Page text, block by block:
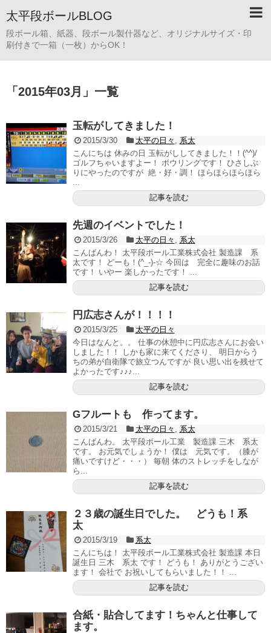
太平段ボールBLOG
段ボール箱、紙器、段ボール製什器など、オリジナルサイズ・印
刷付きで一箱（一枚）からOK！
「 2015年03月 」 一覧
玉転がしてきました！
2015/3/30 太平の日々
系太
こんにちは 休みの日 玉転がししてきました！！(^^)/
ゴルフちゃいますよー！ ボウリングです！ ひさしぶ
りにやったのですが 絶・好・調！ ほらほらほらほら
記事を読む
先週のイベントでした！
2015/3/26 太平の日々
系太
こんばんわ！ 太平段ボール工業株式会社 製造課 系
太です！ どーも！(^_-)-☆ 今回は 完全に趣味のお話
です！ いやー 楽しかったです！ ...
記事を読む
円広志さんが！！！！
2015/3/25
太平の日々
今日はなんと。。 仕事の休憩中に円広志さんにお会い
しました！！ しかも家に来てくださり、 明日からう
ちの弟が自衛隊で旅立つんですが 良い思い出を残せて
よかったです♪♪♪...
記事を読む
Gフルートも 作ってます。
2015/3/21 太平の日々
系太
こんばんわ。 太平段ボール工業 製造課 三木 系太
です。 お元気でしょうか！ 僕は 元気です。（膝が
痛いですけど・・・） 毎朝 体のストレッチをしなが
ら...
記事を読む
２３歳の誕生日でした。 どうも！系
太
2015/3/19
系太
こんにちは！ 太平段ボール工業株式会社 製造課 本日
誕生日 三木 系太 です！ どうも！ ありがとうござい
ます！ 会社で お祝いしてもらいました！！ ...
記事を読む
合紙・貼合してます！ちゃんと仕事して
ます。